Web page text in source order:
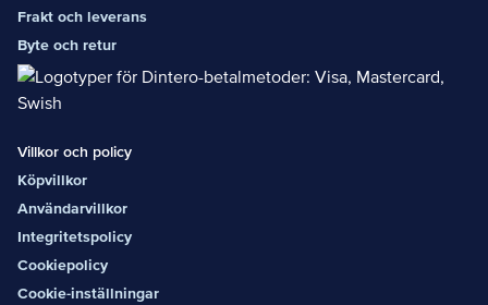
Frakt och leverans
Byte och retur
Villkor och policy
Köpvillkor
Användarvillkor
Integritetspolicy
Cookiepolicy
Cookie-inställningar